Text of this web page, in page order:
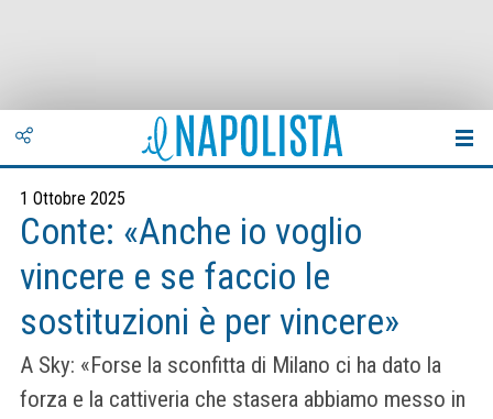
1 Ottobre 2025
Conte: «Anche io voglio
vincere e se faccio le
sostituzioni è per vincere»
A Sky: «Forse la sconfitta di Milano ci ha dato la
forza e la cattiveria che stasera abbiamo messo in